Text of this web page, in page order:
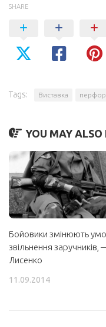
SHARE
Tags: Виставка
YOU MAY ALSO
Бойовики змінюють
звільнення заручників,
Лисенко
11.09.2014